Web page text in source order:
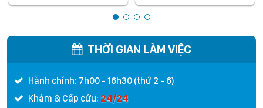
khoa Châu Á xuất sắc năm
Bệnh viện Nhi Trung ương kỷ
niệm 97 năm Ngày thành lập
THỜI GIAN LÀM VIỆC
Hành chính: 7h00 - 16h30 (thứ 2 - 6)
Khám & Cấp cứu: 24/24